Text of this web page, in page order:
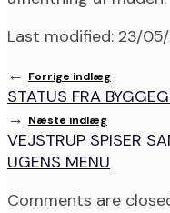
Last modified: 23/
← Forrige indlæg
STATUS FRA
→ Næste indlæg
VEJSTRUP SPISER
UGENS MENU
Comments are